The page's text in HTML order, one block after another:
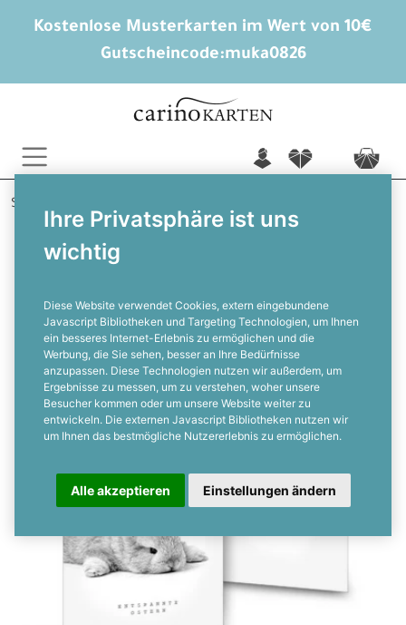
Kostenlose Musterkarten im Wert von 10€
Gutscheincode:muka0826
Ihre Privatsphäre ist uns
wichtig
Diese Website verwendet Cookies, extern eingebundene
Javascript Bibliotheken und Targeting Technologien, um Ihnen
ein besseres Internet-Erlebnis zu ermöglichen und die
Werbung, die Sie sehen, besser an Ihre Bedürfnisse
anzupassen. Diese Technologien nutzen wir außerdem, um
Ergebnisse zu messen, um zu verstehen, woher unsere
Besucher kommen oder um unsere Website weiter zu
entwickeln. Die externen Javascript Bibliotheken nutzen wir
um Ihnen das bestmögliche Nutzererlebnis zu ermöglichen.
Alle akzeptieren Einstellungen ändern
n f c
Startseite
Moderne Osterkarte mit lustigem